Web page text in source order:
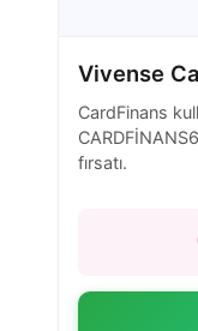
Vivense
CardFinans
fırsatı.